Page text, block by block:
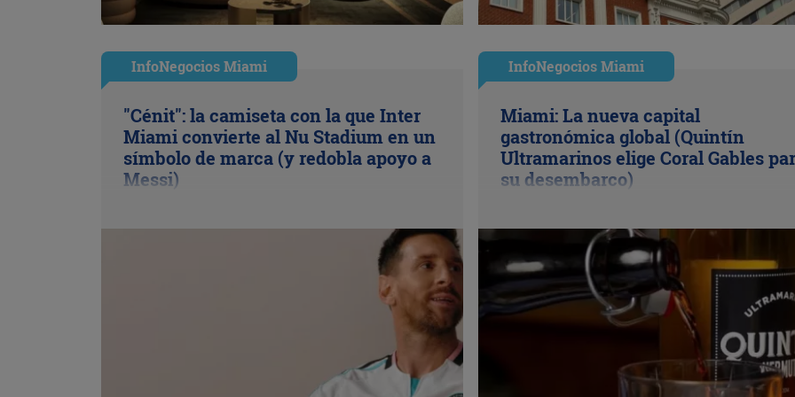
InfoNegocios Miami
"Cénit": la camiseta con la que Inter
Miami convierte al Nu Stadium en un
símbolo de marca (y redobla apoyo a
Messi)
InfoNegocios Miami
Miami: La nueva capital
gastronómica global (Quintín
Ultramarinos elige Coral Gables
su desembarco)